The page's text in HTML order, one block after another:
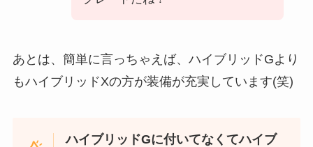
あとは、簡単に言っちゃえば、ハイブリッドGより
もハイブリッドXの方が装備が充実しています(笑)
ハイブリッドGに付いてなくてハイブ